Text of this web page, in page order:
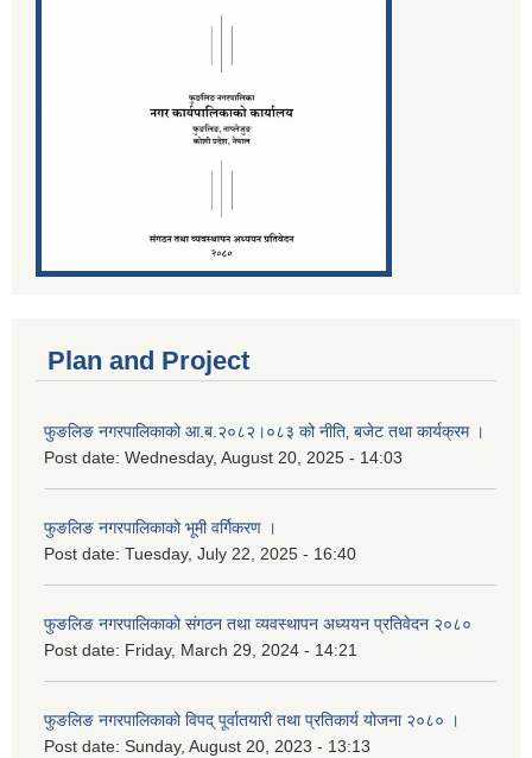
Plan and Project
फुङलिङ नगरपालिकाको आ.ब.२०८२।०८३ को नीति‚ बजेट तथा कार्यक्रम ।
Post date: Wednesday, August 20, 2025 - 14:03
फुङलिङ नगरपालिकाको भूमी वर्गिकरण ।
Post date: Tuesday, July 22, 2025 - 16:40
फुङलिङ नगरपालिकाको संगठन तथा व्यवस्थापन अध्ययन प्रतिवेदन २०८०
Post date: Friday, March 29, 2024 - 14:21
फुङलिङ नगरपालिकाको विपद् पूर्वातयारी तथा प्रतिकार्य योजना २०८० ।
Post date: Sunday, August 20, 2023 - 13:13